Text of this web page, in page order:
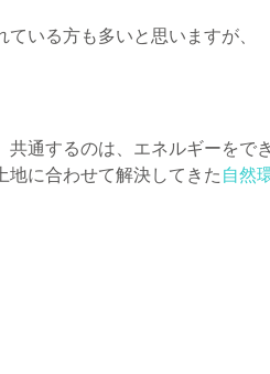
いる方も多いと思いますが、
共通するのは、エネルギーをで
地に合わせて解決してきた 自然